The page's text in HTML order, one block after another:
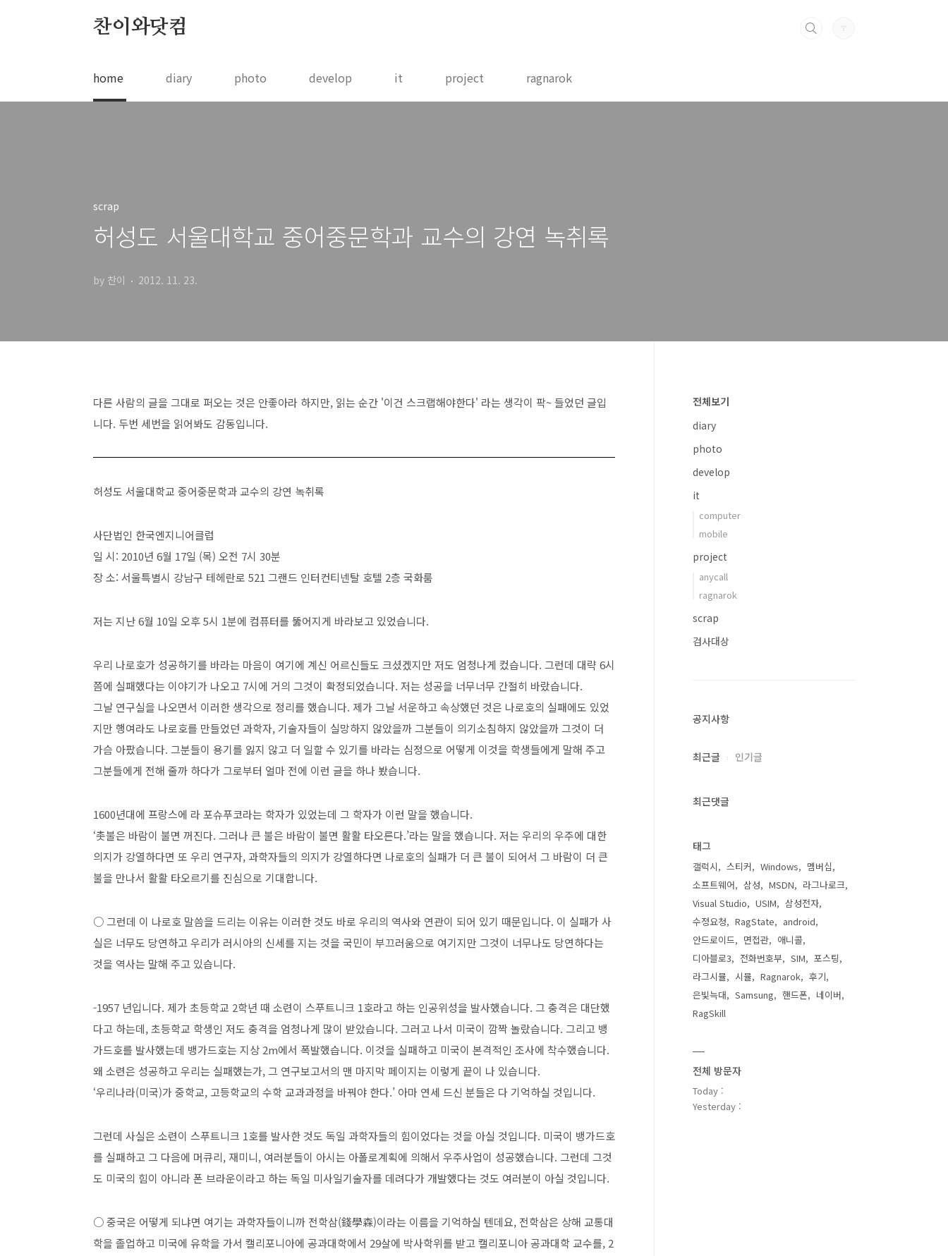
찬이와닷컴
home diary photo develop it project ragnarok
scrap
허성도 서울대학교 중어중문학과 교수의 강연 녹취록
by 찬이 2012. 11. 23.
다른 사람의 글을 그대로 퍼오는 것은 안좋아라 하지만, 읽는 순간 '이건 스크랩해야한다' 라는 생각이 팍~ 들었던 글입
니다. 두번 세번을 읽어봐도 감동입니다.
허성도 서울대학교 중어중문학과 교수의 강연 녹취록
사단법인 한국엔지니어클럽
일 시: 2010년 6월 17일 (목) 오전 7시 30분
장 소: 서울특별시 강남구 테헤란로 521 그랜드 인터컨티넨탈 호텔 2층 국화룸
저는 지난 6월 10일 오후 5시 1분에 컴퓨터를 뚫어지게 바라보고 있었습니다.
우리 나로호가 성공하기를 바라는 마음이 여기에 계신 어르신들도 크셨겠지만 저도 엄청나게 컸습니다. 그런데 대략 6시
쯤에 실패했다는 이야기가 나오고 7시에 거의 그것이 확정되었습니다. 저는 성공을 너무너무 간절히 바랐습니다.
그날 연구실을 나오면서 이러한 생각으로 정리를 했습니다. 제가 그날 서운하고 속상했던 것은 나로호의 실패에도 있었
지만 행여라도 나로호를 만들었던 과학자, 기술자들이 실망하지 않았을까 그분들이 의기소침하지 않았을까 그것이 더
가슴 아팠습니다. 그분들이 용기를 잃지 않고 더 일할 수 있기를 바라는 심정으로 어떻게 이것을 학생들에게 말해 주고
그분들에게 전해 줄까 하다가 그로부터 얼마 전에 이런 글을 하나 봤습니다.
1600년대에 프랑스에 라 포슈푸코라는 학자가 있었는데 그 학자가 이런 말을 했습니다.
‘촛불은 바람이 불면 꺼진다. 그러나 큰 불은 바람이 불면 활활 타오른다.’라는 말을 했습니다. 저는 우리의 우주에 대한
의지가 강열하다면 또 우리 연구자, 과학자들의 의지가 강열하다면 나로호의 실패가 더 큰 불이 되어서 그 바람이 더 큰
불을 만나서 활활 타오르기를 진심으로 기대합니다.
○ 그런데 이 나로호 말씀을 드리는 이유는 이러한 것도 바로 우리의 역사와 연관이 되어 있기 때문입니다. 이 실패가 사
실은 너무도 당연하고 우리가 러시아의 신세를 지는 것을 국민이 부끄러움으로 여기지만 그것이 너무나도 당연하다는
것을 역사는 말해 주고 있습니다.
-1957 년입니다. 제가 초등학교 2학년 때 소련이 스푸트니크 1호라고 하는 인공위성을 발사했습니다. 그 충격은 대단했
다고 하는데, 초등학교 학생인 저도 충격을 엄청나게 많이 받았습니다. 그러고 나서 미국이 깜짝 놀랐습니다. 그리고 뱅
가드호를 발사했는데 뱅가드호는 지상 2m에서 폭발했습니다. 이것을 실패하고 미국이 본격적인 조사에 착수했습니다.
왜 소련은 성공하고 우리는 실패했는가, 그 연구보고서의 맨 마지막 페이지는 이렇게 끝이 나 있습니다.
‘우리나라(미국)가 중학교, 고등학교의 수학 교과과정을 바꿔야 한다.’ 아마 연세 드신 분들은 다 기억하실 것입니다.
그런데 사실은 소련이 스푸트니크 1호를 발사한 것도 독일 과학자들의 힘이었다는 것을 아실 것입니다. 미국이 뱅가드호
를 실패하고 그 다음에 머큐리, 재미니, 여러분들이 아시는 아폴로계획에 의해서 우주사업이 성공했습니다. 그런데 그것
도 미국의 힘이 아니라 폰 브라운이라고 하는 독일 미사일기술자를 데려다가 개발했다는 것도 여러분이 아실 것입니다.
○ 중국은 어떻게 되냐면 여기는 과학자들이니까 전학삼(錢學森)이라는 이름을 기억하실 텐데요, 전학삼은 상해 교통대
학을 졸업하고 미국에 유학을 가서 캘리포니아에 공과대학에서 29살에 박사학위를 받고 캘리포니아 공과대학 교수를, 2
전체보기
diary
photo
develop
it
computer
mobile
project
anycall
ragnarok
scrap
검사대상
공지사항
최근글 인기글
최근댓글
태그
갤럭시 스티커 Windows
멤버십
소프트웨어
삼성 MSDN
라그나로크
Visual Studio
USIM
삼성전자
수정요청
RagState
android
안드로이드
면접관
애니콜
디아블로3
전화번호부 SIM
포스팅
라그시뮬
시뮬 Ragnarok
후기
은빛늑대
Samsung 핸드폰
네이버
RagSkill
전체 방문자
Today :
Yesterday :